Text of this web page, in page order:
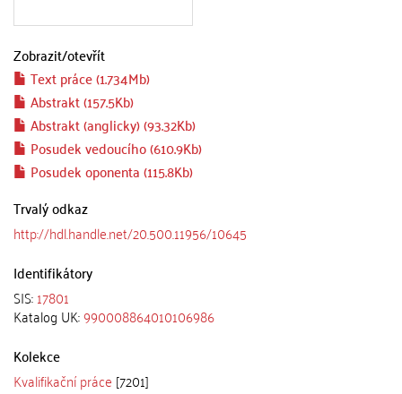
Zobrazit/otevřít
Text práce (1.734Mb)
Abstrakt (157.5Kb)
Abstrakt (anglicky) (93.32Kb)
Posudek vedoucího (610.9Kb)
Posudek oponenta (115.8Kb)
Trvalý odkaz
http://hdl.handle.net/20.500.11956/10645
Identifikátory
SIS:17801
Katalog UK:990008864010106986
Kolekce
Kvalifikační práce [7201]